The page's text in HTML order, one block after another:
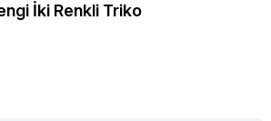
İki Renkli Triko